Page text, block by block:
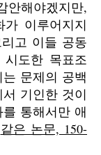
안해야겠지만,
가 이루어지지
고 이들 공동
시도한 목표조
문제의 공백
기인한 것이
통해서만 애
같은 논문, 150-